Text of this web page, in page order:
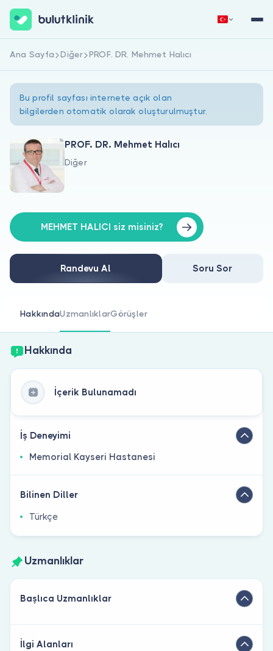
Hakkımızda
Doktorlar için
Doktor musunuz?
Hemen Kaydol Giriş Yap
Ana Sayfa Diğer PROF. DR. Mehmet Halıcı
Bu profil sayfası internete açık olan
bilgilerden otomatik olarak oluşturulmuştur.
PROF. DR. Mehmet Halıcı
Diğer
MEHMET HALICI siz misiniz?
Randevu Al Soru Sor
HakkındaUzmanlıklarGörüşler
Hakkında
İçerik Bulunamadı
İş Deneyimi
Memorial Kayseri Hastanesi
Bilinen Diller
Türkçe
Uzmanlıklar
Başlıca Uzmanlıklar
İlgi Alanları